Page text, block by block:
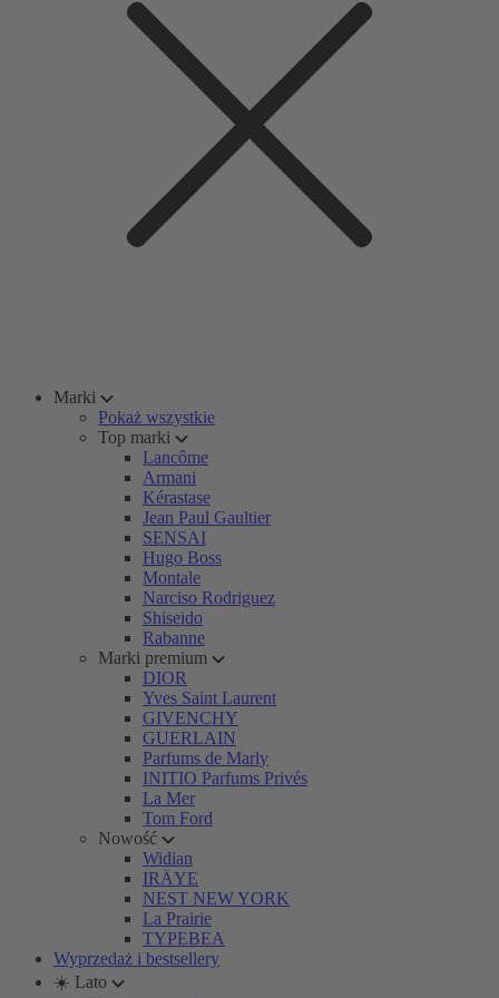
Marki
Pokaż wszystkie
Top marki
Lancôme
Armani
Kérastase
Jean Paul Gaultier
SENSAI
Hugo Boss
Montale
Narciso Rodriguez
Shiseido
Rabanne
Marki premium
DIOR
Yves Saint Laurent
GIVENCHY
GUERLAIN
Parfums de Marly
INITIO Parfums Privés
La Mer
Tom Ford
Nowość
Widian
IRÄYE
NEST NEW YORK
La Prairie
TYPEBEA
Wyprzedaż i bestsellery
☀️ Lato